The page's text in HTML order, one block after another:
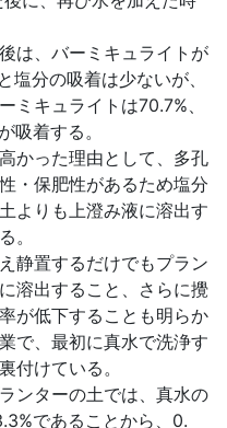
は、バーミキュライトが
塩分の吸着は少ないが、
ミキュライトは70.7%、
吸着する。
かった理由として、多孔
・保肥性があるため塩分
よりも上澄み液に溶出す
。
静置するだけでもプラン
溶出すること、さらに攪
が低下することも明らか
で、最初に真水で洗浄す
付けている。
ンターの土では、真水の
であることから、0.